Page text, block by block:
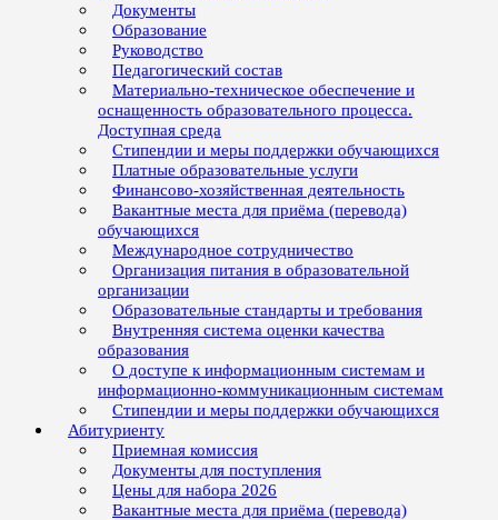
Документы
Образование
Руководство
Педагогический состав
Материально-техническое обеспечение и
оснащенность образовательного процесса.
Доступная среда
Стипендии и меры поддержки обучающихся
Платные образовательные услуги
Финансово-хозяйственная деятельность
Вакантные места для приёма (перевода)
обучающихся
Международное сотрудничество
Организация питания в образовательной
организации
Образовательные стандарты и требования
Внутренняя система оценки качества
образования
О доступе к информационным системам и
информационно-коммуникационным системам
Стипендии и меры поддержки обучающихся
Абитуриенту
Приемная комиссия
Документы для поступления
Цены для набора 2026
Вакантные места для приёма (перевода)